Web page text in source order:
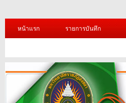
หน้าแรก รายการบันทึก